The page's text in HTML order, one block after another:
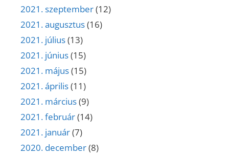
2021. szeptember(12)
2021. augusztus(16)
2021. július(13)
2021. június(15)
2021. május(15)
2021. április(11)
2021. március(9)
2021. február(14)
2021. január(7)
2020. december(8)